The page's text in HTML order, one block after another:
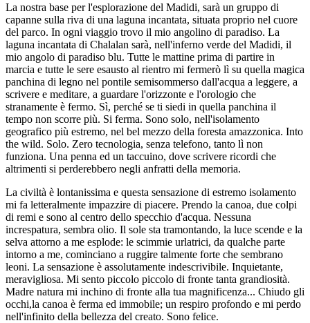
La nostra base per l'esplorazione del Madidi, sarà un gruppo di
capanne sulla riva di una laguna incantata, situata proprio nel cuore
del parco. In ogni viaggio trovo il mio angolino di paradiso. La
laguna incantata di Chalalan sarà, nell'inferno verde del Madidi, il
mio angolo di paradiso blu. Tutte le mattine prima di partire in
marcia e tutte le sere esausto al rientro mi fermerò lì su quella magica
panchina di legno nel pontile semisommerso dall'acqua a leggere, a
scrivere e meditare, a guardare l'orizzonte e l'orologio che
stranamente è fermo. Sì, perché se ti siedi in quella panchina il
tempo non scorre più. Si ferma. Sono solo, nell'isolamento
geografico più estremo, nel bel mezzo della foresta amazzonica. Into
the wild. Solo. Zero tecnologia, senza telefono, tanto lì non
funziona. Una penna ed un taccuino, dove scrivere ricordi che
altrimenti si perderebbero negli anfratti della memoria.
La civiltà è lontanissima e questa sensazione di estremo isolamento
mi fa letteralmente impazzire di piacere. Prendo la canoa, due colpi
di remi e sono al centro dello specchio d'acqua. Nessuna
increspatura, sembra olio. Il sole sta tramontando, la luce scende e la
selva attorno a me esplode: le scimmie urlatrici, da qualche parte
intorno a me, cominciano a ruggire talmente forte che sembrano
leoni. La sensazione è assolutamente indescrivibile. Inquietante,
meravigliosa. Mi sento piccolo piccolo di fronte tanta grandiosità.
Madre natura mi inchino di fronte alla tua magnificenza... Chiudo gli
occhi,la canoa è ferma ed immobile; un respiro profondo e mi perdo
nell'infinito della bellezza del creato. Sono felice.